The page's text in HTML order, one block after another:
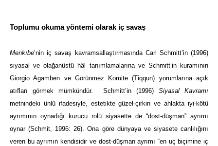
Toplumu okuma yöntemi olarak iç savaş
Menkıbe’nin iç savaş kavramsallaştırmasında Carl Schmitt’in (1996)
siyasal ve olağanüstü hâl tanımlamalarına ve Schmitt’in kuramının
Giorgio Agamben ve Görünmez Komite (Tiqqun) yorumlarına açık
atıfları görmek mümkündür. Schmitt’in (1996) Siyasal Kavramı
metnindeki ünlü ifadesiyle, estetikte güzel-çirkin ve ahlakta iyi-kötü
ayrımının oynadığı kurucu rolü siyasette de “dost-düşman” ayrımı
oynar (Schmit, 1996: 26). Ona göre dünyaya ve siyasete canlılığını
veren bu ayrımın kendisidir ve dost-düşman ayrımı “en uç biçimine iç